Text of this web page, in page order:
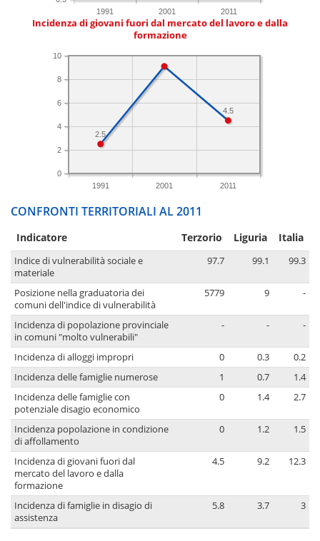
1991 2001 2011
Incidenza di giovani fuori dal mercato del lavoro e dalla
formazione
1991 2001 2011
0
2
4
6
8
10
4.5
2.5
CONFRONTI TERRITORIALI AL 2011
Indicatore Terzorio Liguria Italia
Indice di vulnerabilità sociale e
materiale
97.7 99.1 99.3
Posizione nella graduatoria dei
comuni dell'indice di vulnerabilità
5779 9 -
Incidenza di popolazione provinciale
in comuni "molto vulnerabili"
- - -
Incidenza di alloggi impropri 0 0.3
0.2
Incidenza delle famiglie numerose
1 0.7
1.4
Incidenza delle famiglie con
potenziale disagio economico
0 1.4 2.7
Incidenza popolazione in condizione
di affollamento
0 1.2 1.5
Incidenza di giovani fuori dal
mercato del lavoro e dalla
formazione
4.5 9.2 12.3
Incidenza di famiglie in disagio di
assistenza
5.8 3.7 3